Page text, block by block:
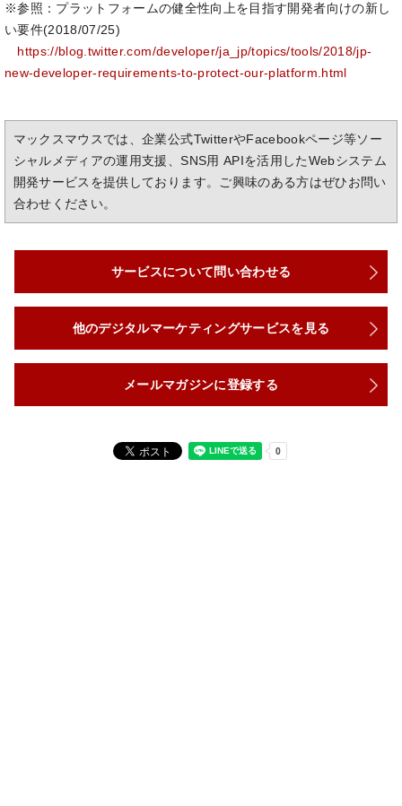
※参照：プラットフォームの健全性向上を目指す開発者向けの新し
い要件(2018/07/25)
https://blog.twitter.com/developer/ja_jp/topics/tools/2018/jp-
new-developer-requirements-to-protect-our-platform.html
マックスマウスでは、企業公式TwitterやFacebookページ等ソー
シャルメディアの運用支援、SNS用 APIを活用したWebシステム
開発サービスを提供しております。ご興味のある方はぜひお問い
合わせください。
サービスについて問い合わせる
他のデジタルマーケティングサービスを見る
メールマガジンに登録する